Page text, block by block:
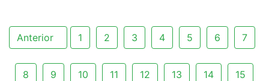
Anterior 1 2 3 4 5 6 7
8 9 10 11 12 13 14 15